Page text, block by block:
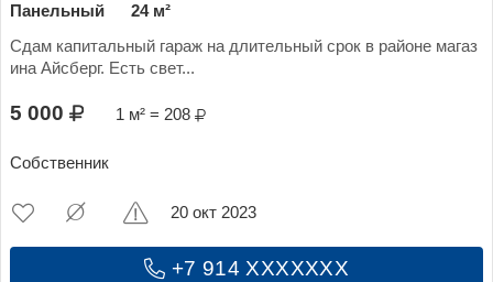
Панельный
24 м²
Сдам капитальный гараж на длительный срок в районе магаз
ина Айсберг. Есть свет...
5 000 1 м² = 208
Собственник
+7 914 XXXXXXX
20 окт 2023